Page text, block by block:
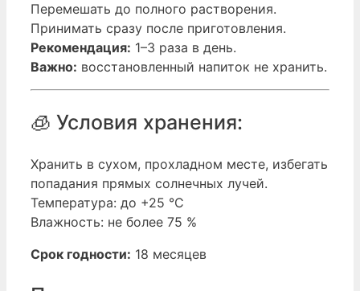
Перемешать до полного растворения.
Принимать сразу после приготовления.
Рекомендация: 1–3 раза в день.
Важно: восстановленный напиток не хранить.
🧊 Условия хранения:
Хранить в сухом, прохладном месте, избегать
попадания прямых солнечных лучей.
Температура: до +25 °С
Влажность: не более 75 %
Срок годности: 18 месяцев